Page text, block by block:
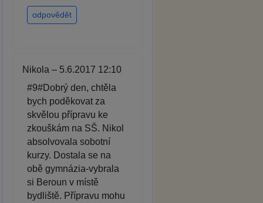
odpovědět
Nikola – 5.6.2017 12:10
#9#Dobrý den, chtěla
bych poděkovat za
skvělou přípravu ke
zkouškám na SŠ. Nikol
absolvovala sobotní
kurzy. Dostala se na
obě gymnázia-vybrala
si Beroun v místě
bydliště. Přípravu mohu